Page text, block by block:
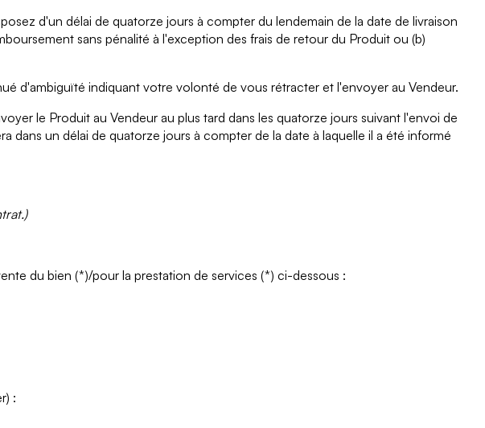
d'un délai de quatorze jours à compter du lendemain de la date de livraison
sans pénalité à l'exception des frais de retour du Produit ou (b)
d'ambiguïté indiquant votre volonté de vous rétracter et l'envoyer au Vendeur.
le Produit au Vendeur au plus tard dans les quatorze jours suivant l'envoi de
un délai de quatorze jours à compter de la date à laquelle il a été informé
du bien (*)/pour la prestation de services (*) ci-dessous :
: